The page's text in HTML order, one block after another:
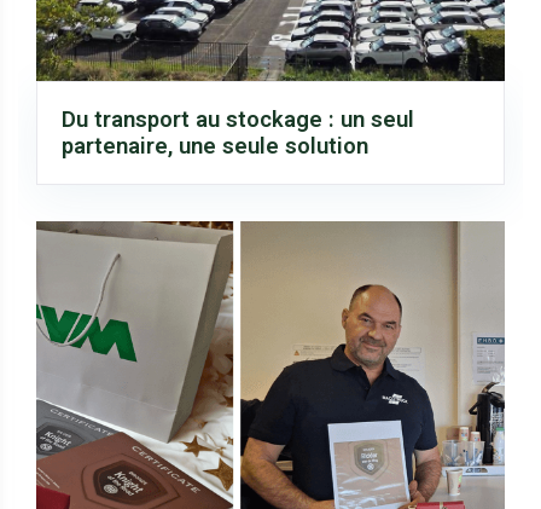
Du transport au stockage : un seul
partenaire, une seule solution